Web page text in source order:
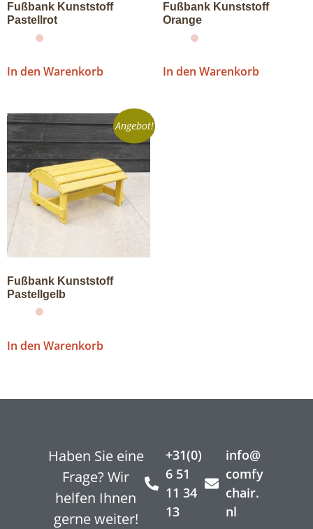
Fußbank Kunststoff
Pastellrot
In den Warenkorb
Fußbank Kunststoff
Orange
In den Warenkorb
Angebot!
Fußbank Kunststoff
Pastellgelb
In den Warenkorb
Haben Sie eine
Frage? Wir
helfen Ihnen
gerne weiter!
+31(0)
6 51
11 34
13
info@
comfy
chair.
nl